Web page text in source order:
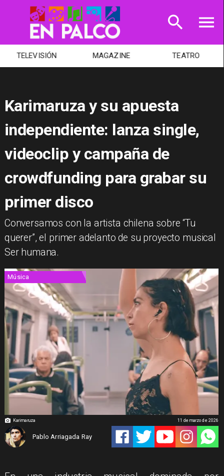
MAGAZINE TEATRO MÚSICA
Karimaruza y su apuesta
independiente: lanza single,
videoclip y campaña de
crowdfunding para grabar su
primer disco
Conversamos con la artista chilena sobre “Tu
querer”, el primer adelanto de su proyecto musical
Ser humana.
Karimaruza
Música
Pablo Arriagada Ray
11 de marzo de 2026